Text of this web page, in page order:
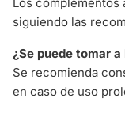
siguiendo las
¿Se puede tomar
Se recomienda
en caso de uso